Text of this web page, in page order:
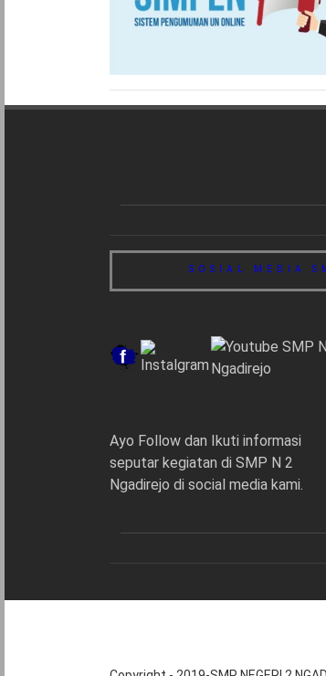
SOSIAL MEDIA
Ayo Follow dan Ikuti informasi
seputar kegiatan di SMP N 2
Ngadirejo di social media kami.